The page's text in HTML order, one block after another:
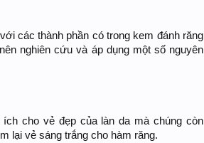
các thành phần có trong kem đánh răng
nghiên cứu và áp dụng một số nguyên
cho vẻ đẹp của làn da mà chúng còn
lại vẻ sáng trắng cho hàm răng.